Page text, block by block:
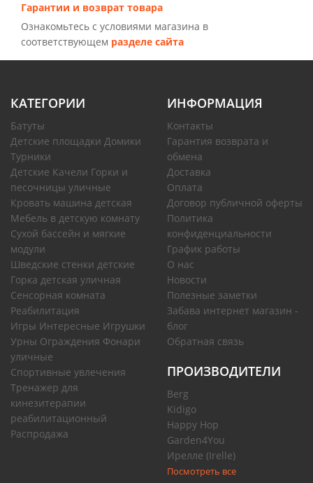
Гарантии и возврат товара
Ознакомьтесь с условиями магазина в
соответствующем разделе сайта
КАТЕГОРИИ
Батуты
Детские площадки Домики
Турники
Детские Качели Горки и
песочницы уличные
Кровать машина детская
Мебель в детскую комнату
Сухой бассейн и мягкие
модули
Шведские стенки детские
Горка детская уличная
Сенсорная комната
Реабилитация
Игры Интересные Игрушки
Урны Ограждения Фонари
уличные
Спортивные увлечения
Тренажер для
кинезитерапии
реабилитационный
Распродажа
ИНФОРМАЦИЯ
Контакты
Гарантия возврата и
обмена
Доставка
Оплата
Договор публичной оферты
Политика
конфиденциальности
График работы
О нас
Новости
Полезные заметки
Забава интернет магазин -
блог
Обратная связь
ПРОИЗВОДИТЕЛИ
Berg
Kidigo
Happy Hop
Garden4You
Ирелле (Irelle)
Посмотреть все